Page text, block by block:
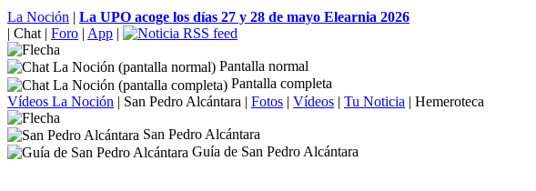
La Noción | La UPO acoge los días 27 y 28 de mayo Elearnia 2026
| Chat | Foro | App |
Pantalla normal
Pantalla completa
Vídeos La Noción | San Pedro Alcántara | Fotos | Vídeos | Tu Noticia | Hemeroteca
San Pedro Alcántara
Guía de San Pedro Alcántara